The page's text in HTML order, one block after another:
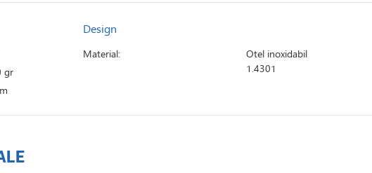
gr
Design
Material:
Otel inoxidabil
1.4301